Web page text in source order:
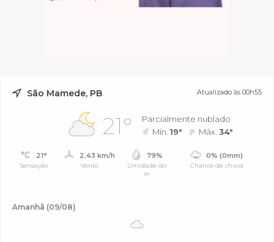
São Mamede, PB Atualizado às 00h55
21°
Parcialmente nublado
Mín.19° Máx.34°
21°
Sensação
2.43 km/h
Vento
79%
Umidade do
ar
0% (0mm)
Chance de chuva
Amanhã (09/08)